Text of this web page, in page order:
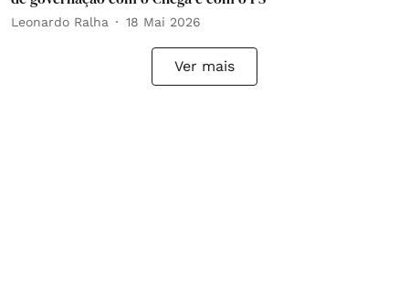
Leonardo Ralha 18 Mai 2026
Ver mais